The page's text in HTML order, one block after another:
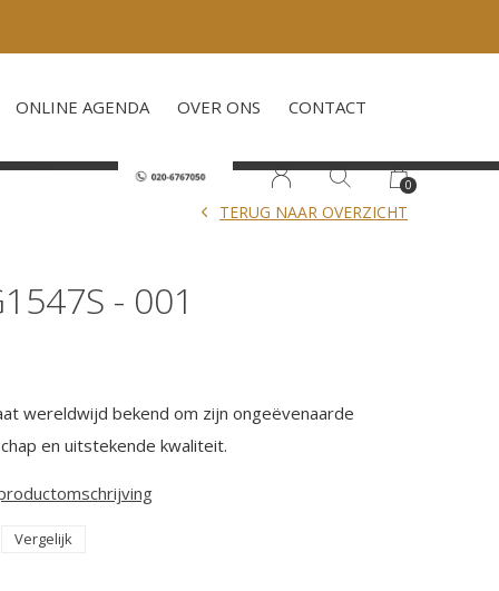
ONLINE AGENDA OVER ONS CONTACT
0
- 001
TERUG NAAR OVERZICHT
wereldwijd bekend om zijn ongeëvenaarde
en uitstekende kwaliteit.
Vergelijk